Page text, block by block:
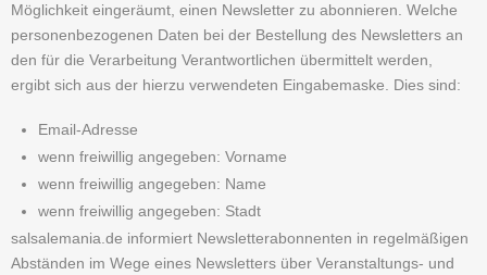
Möglichkeit eingeräumt, einen Newsletter zu abonnieren. Welche
personenbezogenen Daten bei der Bestellung des Newsletters an
den für die Verarbeitung Verantwortlichen übermittelt werden,
ergibt sich aus der hierzu verwendeten Eingabemaske. Dies sind:
Email-Adresse
wenn freiwillig angegeben: Vorname
wenn freiwillig angegeben: Name
wenn freiwillig angegeben: Stadt
salsalemania.de informiert Newsletterabonnenten in regelmäßigen
Abständen im Wege eines Newsletters über Veranstaltungs- und